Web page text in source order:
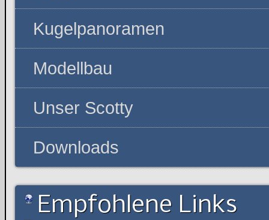
Kugelpanoramen
Modellbau
Unser Scotty
Downloads
Empfohlene Links